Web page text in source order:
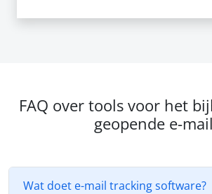
FAQ over tools voor het
geopende e-
Wat doet e-mail tracking software?